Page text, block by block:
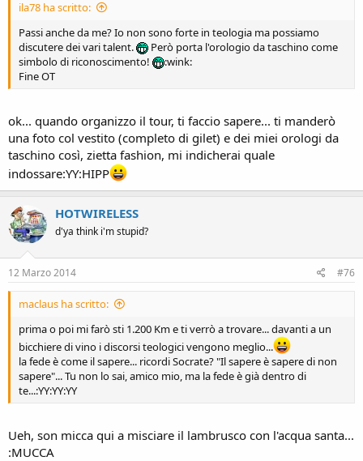
ila78 ha scritto:
Passi anche da me? Io non sono forte in teologia ma possiamo
discutere dei vari talent.
Però porta l'orologio da taschino come
simbolo di riconoscimento!
:wink:
Fine OT
ok... quando organizzo il tour, ti faccio sapere... ti manderò
una foto col vestito (completo di gilet) e dei miei orologi da
taschino così, zietta fashion, mi indicherai quale
indossare:YY:HIPP
HOTWIRELESS
d'ya think i'm stupid?
12 Marzo 2014 #76
maclaus ha scritto:
prima o poi mi farò sti 1.200 Km e ti verrò a trovare... davanti a un
bicchiere di vino i discorsi teologici vengono meglio...
la fede è come il sapere... ricordi Socrate? "Il sapere è sapere di non
sapere"... Tu non lo sai, amico mio, ma la fede è già dentro di
te...:YY:YY:YY
Ueh, son micca qui a misciare il lambrusco con l'acqua santa...
:MUCCA